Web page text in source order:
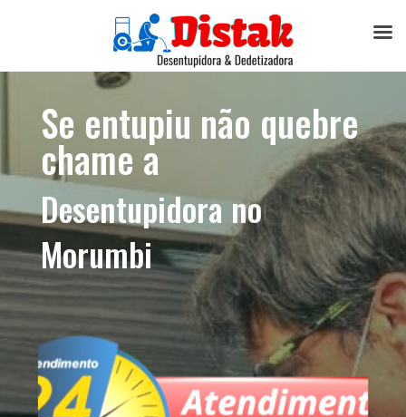
Se entupiu não quebre
chame a
Desentupidora no
Morumbi